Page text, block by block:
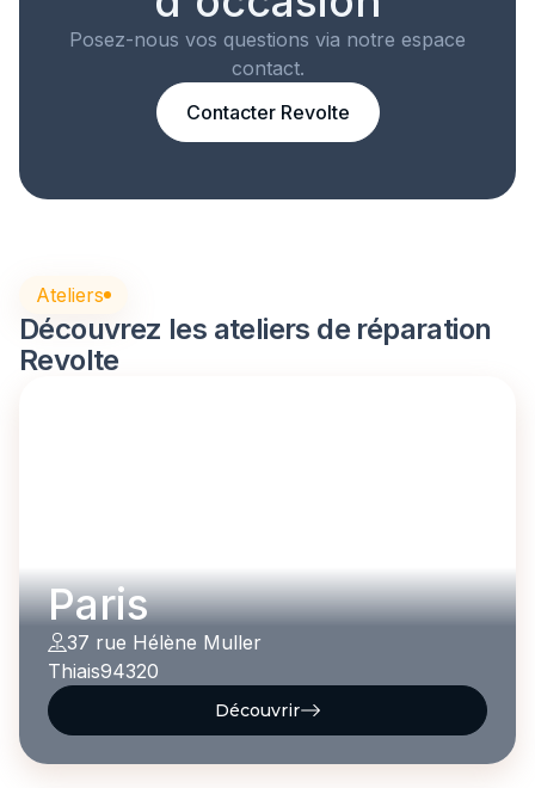
Posez-nous vos questions via notre espace
contact.
Contacter Revolte
Ateliers
Découvrez les ateliers de réparation
Revolte
Paris
37 rue Hélène Muller
Thiais94320
Découvrir